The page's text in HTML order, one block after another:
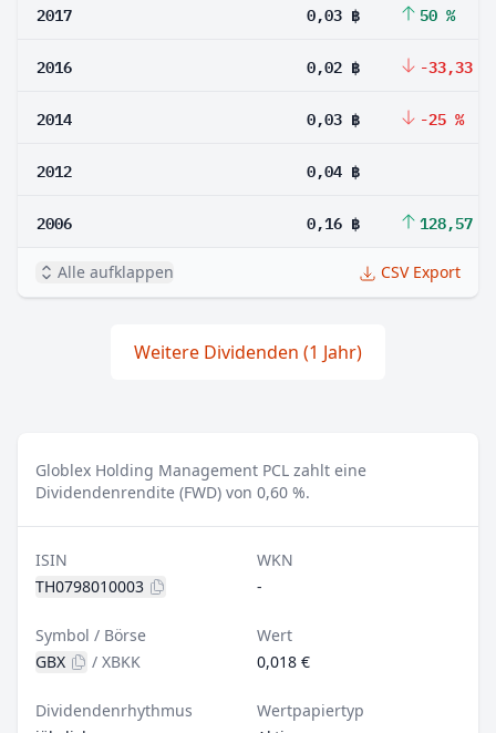
2017 0,03 ฿ 50 %
2016 0,02 ฿ -33,33 %
2014 0,03 ฿ -25 %
2012 0,04 ฿
2006 0,16 ฿ 128,57 %
Alle aufklappen CSV Export
Weitere Dividenden (1 Jahr)
Globlex Holding Management PCL zahlt eine
Dividendenrendite (FWD) von 0,60 %.
ISIN
TH0798010003
WKN
-
Symbol / Börse
GBX
/ XBKK
Wert
0,018 €
Dividendenrhythmus
Wertpapiertyp